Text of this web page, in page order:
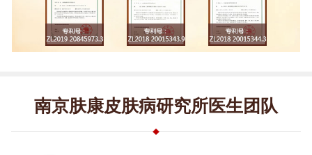
南京肤康皮肤病研究所医生团队